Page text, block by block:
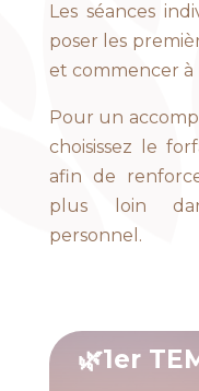
Les séances
poser les
et commencer
Pour un
choisissez le
afin de
plus loin
personnel.
🌿1er